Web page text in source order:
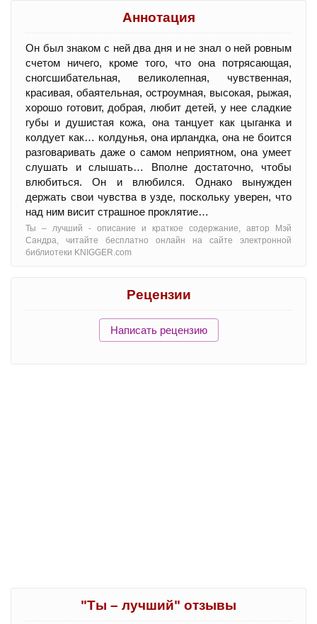
Аннотация
Он был знаком с ней два дня и не знал о ней ровным
счетом ничего, кроме того, что она потрясающая,
сногсшибательная, великолепная, чувственная,
красивая, обаятельная, остроумная, высокая, рыжая,
хорошо готовит, добрая, любит детей, у нее сладкие
губы и душистая кожа, она танцует как цыганка и
колдует как… колдунья, она ирландка, она не боится
разговаривать даже о самом неприятном, она умеет
слушать и слышать… Вполне достаточно, чтобы
влюбиться. Он и влюбился. Однако вынужден
держать свои чувства в узде, поскольку уверен, что
над ним висит страшное проклятие…
Ты – лучший - oписание и краткое содержание, автор Мэй
Сандра, читайте бесплатно онлайн на сайте электронной
библиотеки KNIGGER.com
Рецензии
Написать рецензию
"Ты – лучший" отзывы